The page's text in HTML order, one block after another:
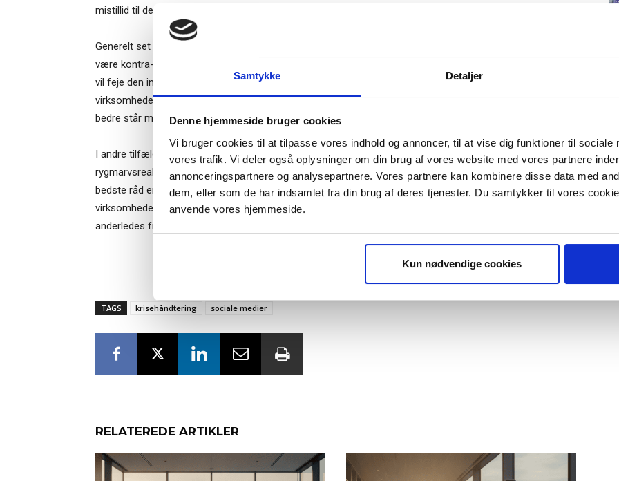
Samtykke Detaljer
Denne hjemmeside bruger cookies
Vi bruger cookies til at tilpasse vores indhold og annoncer, til at vise dig funktioner til sociale
vores trafik. Vi deler også oplysninger om din brug af vores website med vores partnere
annonceringspartnere og analysepartnere. Vores partnere kan kombinere disse data med
dem, eller som de har indsamlet fra din brug af deres tjenester. Du samtykker til vores
anvende vores hjemmeside.
Kun nødvendige cookies
mistillid til den daglige ledelse, når bestyrelsesformanden udtaler sig.
Generelt set er rådet til virksomheder, der bliver ramt af mediekritik, enkelt: Vær åben og ærlig. Det kan
være kontra-intuitivt, hvis det faktisk er tilfældet, at virksomheden har begået en alvorlig fejl, og man helst
vil feje den ind under gulvtæppet. Men netop i det tilfælde gør det allermindst ondt værre, hvis
virksomheden lukker sig som sig selv. Altså: Jo hurtigere, man kan synke spyttet og erkende sine fejl, jo
bedre står man i mediestormen – også selv om det hele ser negativt ud, mens det står på.
I andre tilfælde er kritikken urimelig eller misforstået, eller virksomhedens fejl er hændelig. I det tilfælde vil
rygmarvsreaktionen være vrede og afvisning. Men igen: Den slags kommer man ingen vegne med. Det
bedste råd er stadig tålmodigt at forklare journalister og vrede borgere på sociale medier, hvorfor
virksomheden har gjort, som den har gjort, og herunder at fremhæve, hvad man har lært og vil gøre
anderledes fremover.
Sten Thorup Kristensen
TAGS krisehåndtering sociale medier
RELATEREDE ARTIKLER
– og modtag Ole Borchs bog
“Succes i en dansk bestyrelse”
Når du trykker "modtag bogen" bliver du tilmeldt